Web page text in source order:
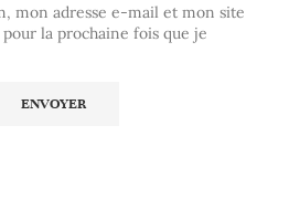
mon adresse e-mail et mon site
la prochaine fois que je